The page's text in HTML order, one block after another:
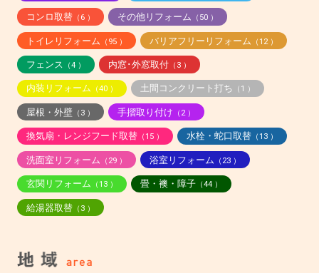
コンロ取替（6 ） その他リフォーム （50 ）
トイレリフォーム （95 ） バリアフリーリフォーム （12 ）
フェンス （4 ） 内窓･外窓取付（3 ）
内装リフォーム （40 ） 土間コンクリート打ち （1 ）
屋根・外壁（3 ） 手摺取り付け （2 ）
換気扇・レンジフード取替（15 ） 水栓・蛇口取替（13 ）
洗面室リフォーム （29 ） 浴室リフォーム （23 ）
玄関リフォーム （13 ） 畳・襖・障子（44 ）
給湯器取替（3 ）